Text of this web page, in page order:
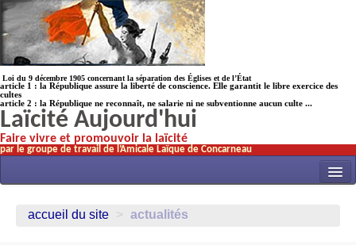
Loi du 9 décembre 1905 concernant la séparation des Églises et de l’État
article 1 : la République assure la liberté de conscience. Elle garantit le libre exercice des
cultes
article 2 : la République ne reconnaît, ne salarie ni ne subventionne aucun culte ...
Laïcité Aujourd'hui
Faire vivre et promouvoir la laïcité
par le groupe de travail de l’Amicale Laïque de Concarneau
accueil du site > actualités